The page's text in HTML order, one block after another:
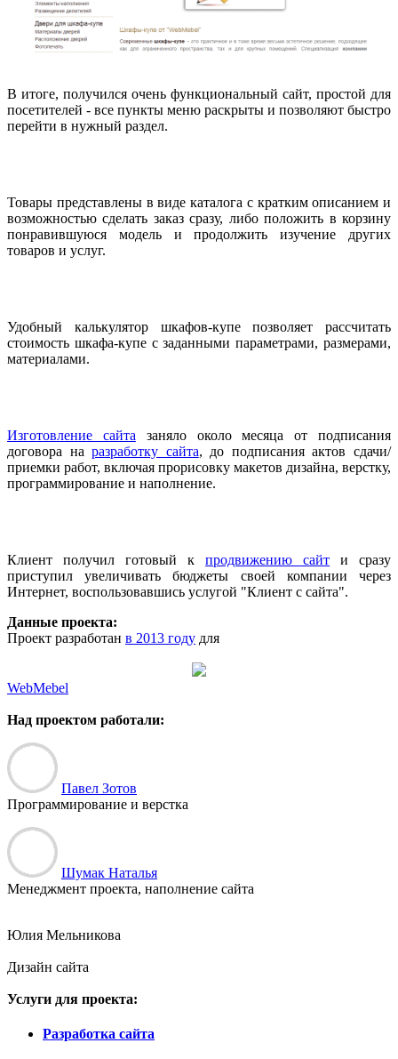
В итоге, получился очень функциональный сайт, простой для
посетителей - все пункты меню раскрыты и позволяют быстро
перейти в нужный раздел.
Товары представлены в виде каталога с кратким описанием и
возможностью сделать заказ сразу, либо положить в корзину
понравившуюся модель и продолжить изучение других
товаров и услуг.
Удобный калькулятор шкафов-купе позволяет рассчитать
стоимость шкафа-купе с заданными параметрами, размерами,
материалами.
Изготовление сайта заняло около месяца от подписания
договора наразработку сайта, до подписания актов сдачи/
приемки работ, включая прорисовку макетов дизайна, верстку,
программирование и наполнение.
Клиент получил готовый к продвижению сайт и сразу
приступил увеличивать бюджеты своей компании через
Интернет, воспользовавшись услугой "Клиент с сайта".
Данные проекта:
Проект разработан в 2013 году для
WebMebel
Над проектом работали:
Павел Зотов
Программирование и верстка
Шумак Наталья
Менеджмент проекта, наполнение сайта
Юлия Мельникова
Дизайн сайта
Услуги для проекта:
Разработка сайта